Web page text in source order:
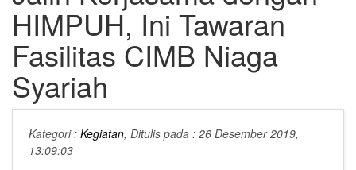
HIMPUH, Ini Tawaran
Fasilitas CIMB Niaga
Syariah
Kategori : Kegiatan, Ditulis pada : 26 Desember 2019,
13:09:03